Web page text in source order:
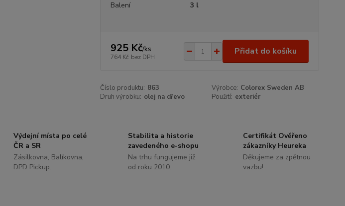
Balení 3 l
925 Kč/ks
764 Kč bez DPH
Přidat do košíku
Číslo produktu: 863 Výrobce: Colorex Sweden AB
Druh výrobku: olej na dřevo Použití: exteriér
Výdejní místa po celé
ČR a SR
Zásilkovna, Balíkovna,
DPD Pickup.
Stabilita a historie
zavedeného e-shopu
Na trhu fungujeme již
od roku 2010.
Certifikát Ověřeno
zákazníky Heureka
Děkujeme za zpětnou
vazbu!